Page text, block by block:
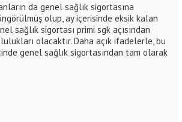
da genel sağlık sigortasına
olup, ay içerisinde eksik kalan
sağlık sigortası primi sgk açısından
olacaktır. Daha açık ifadelerle, bu
genel sağlık sigortasından tam olarak